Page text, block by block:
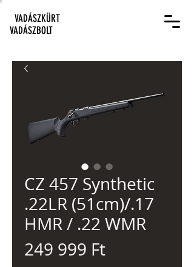
VADÁSZKÜRT
VADÁSZBOLT
CZ 457 Synthetic
.22LR (51cm)/.17
HMR / .22 WMR
249 999 FtÁr